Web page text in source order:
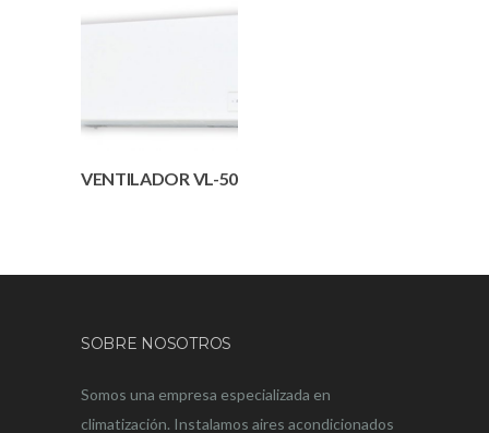
VENTILADOR VL-50
SOBRE NOSOTROS
Somos una empresa especializada en
climatización. Instalamos aires acondicionados